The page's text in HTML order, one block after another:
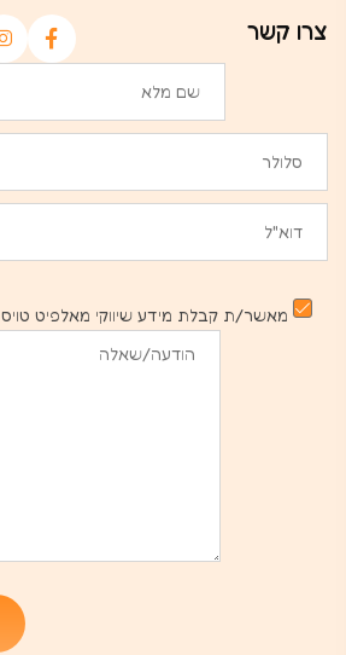
צרו קשר
מאשר/ת קבלת מידע שיווקי מאלפיט טויס